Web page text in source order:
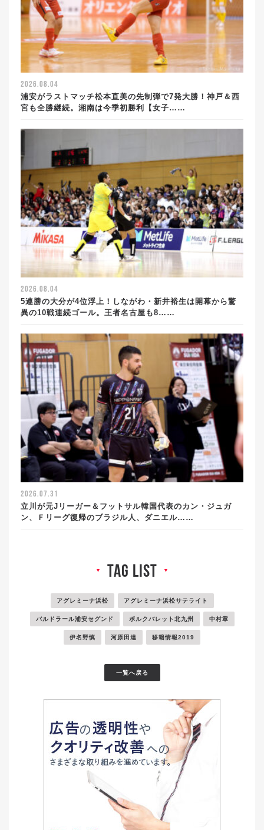
2026.08.04
浦安がラストマッチ松本直美の先制弾で7発大勝！神戸＆西
宮も全勝継続。湘南は今季初勝利【女子……
2026.08.04
5連勝の大分が4位浮上！しながわ・新井裕生は開幕から驚
異の10戦連続ゴール。王者名古屋も8……
2026.07.31
立川が元Jリーガー＆フットサル韓国代表のカン・ジュガ
ン、Ｆリーグ復帰のブラジル人、ダニエル……
▼ tag list ▼
アグレミーナ浜松 アグレミーナ浜松サテライト
バルドラール浦安セグンド ボルクバレット北九州 中村章
伊名野慎 河原田達 移籍情報2019
一覧へ戻る